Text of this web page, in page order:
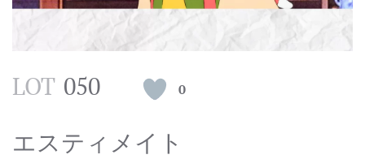
LOT 050 0
エスティメイト